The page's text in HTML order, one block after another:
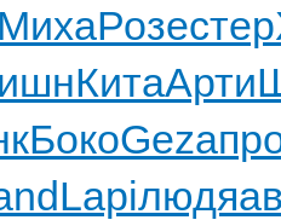
МихаРозестер
КитаАрти
БокоGeza
Lapiлюдя